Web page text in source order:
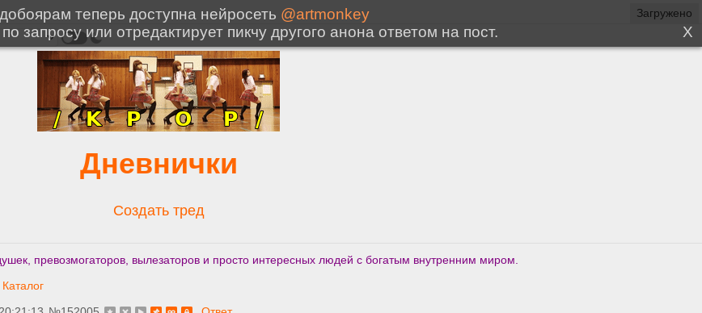
Дневнички
Создать тред
превозмогаторов, вылезаторов и просто интересных людей с богатым внутренним миром.
Каталог